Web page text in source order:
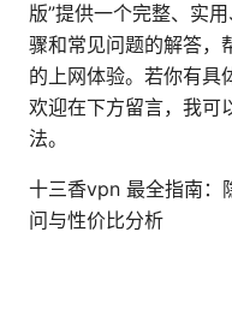
版”提供一个完整、实
骤和常见问题的解答，
的上网体验。若你有具
欢迎在下方留言，我可
法。
十三香vpn 最全指南：
问与性价比分析